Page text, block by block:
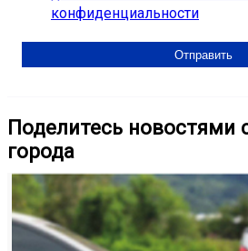
конфиденциальности
Поделитесь новостями
города